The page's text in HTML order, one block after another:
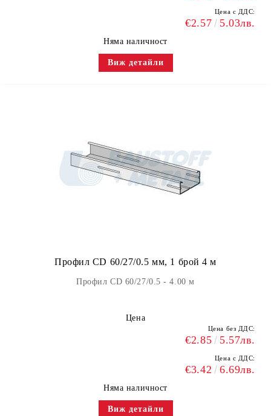
Цена с ДДС:
€2.57 5.03лв.
Няма наличност
Виж детайли
Профил CD 60/27/0.5 мм, 1 брой 4 м
Профил CD 60/27/0.5 - 4.00 м
Цена
Цена без ДДС:
€2.85 5.57лв.
Цена с ДДС:
€3.42 6.69лв.
Няма наличност
Виж детайли